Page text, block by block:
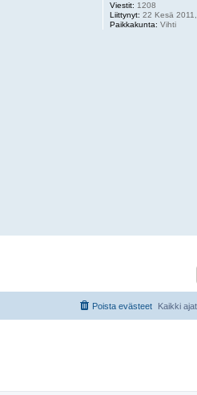
Viestit: 1208
Liittynyt: 22 Kesä
Paikkakunta: Vihti
Kaikki
Poista evästeet